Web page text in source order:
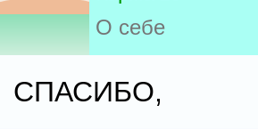
О себе
СПАСИБО,